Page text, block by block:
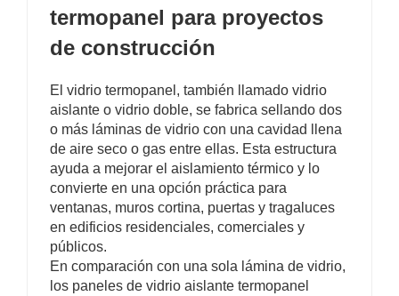
termopanel para proyectos
de construcción
El vidrio termopanel, también llamado vidrio
aislante o vidrio doble, se fabrica sellando dos
o más láminas de vidrio con una cavidad llena
de aire seco o gas entre ellas. Esta estructura
ayuda a mejorar el aislamiento térmico y lo
convierte en una opción práctica para
ventanas, muros cortina, puertas y tragaluces
en edificios residenciales, comerciales y
públicos.
En comparación con una sola lámina de vidrio,
los paneles de vidrio aislante termopanel